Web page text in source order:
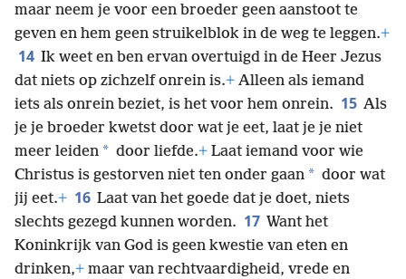
maar neem je voor een broeder geen aanstoot te
geven en hem geen struikelblok in de weg te leggen.+
14 Ik weet en ben ervan overtuigd in de Heer Jezus
dat niets op zichzelf onrein is.+ Alleen als iemand
iets als onrein beziet, is het voor hem onrein. 15 Als
je je broeder kwetst door wat je eet, laat je je niet
meer leiden * door liefde.+ Laat iemand voor wie
Christus is gestorven niet ten onder gaan * door wat
jij eet.+ 16 Laat van het goede dat je doet, niets
slechts gezegd kunnen worden. 17 Want het
Koninkrijk van God is geen kwestie van eten en
drinken,+ maar van rechtvaardigheid, vrede en